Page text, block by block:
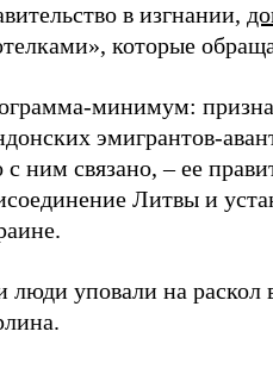
в изгнании,
которые
минимум:
эмигрантов-
с ним связано, – ее
Литвы и
люди уповали на раскол